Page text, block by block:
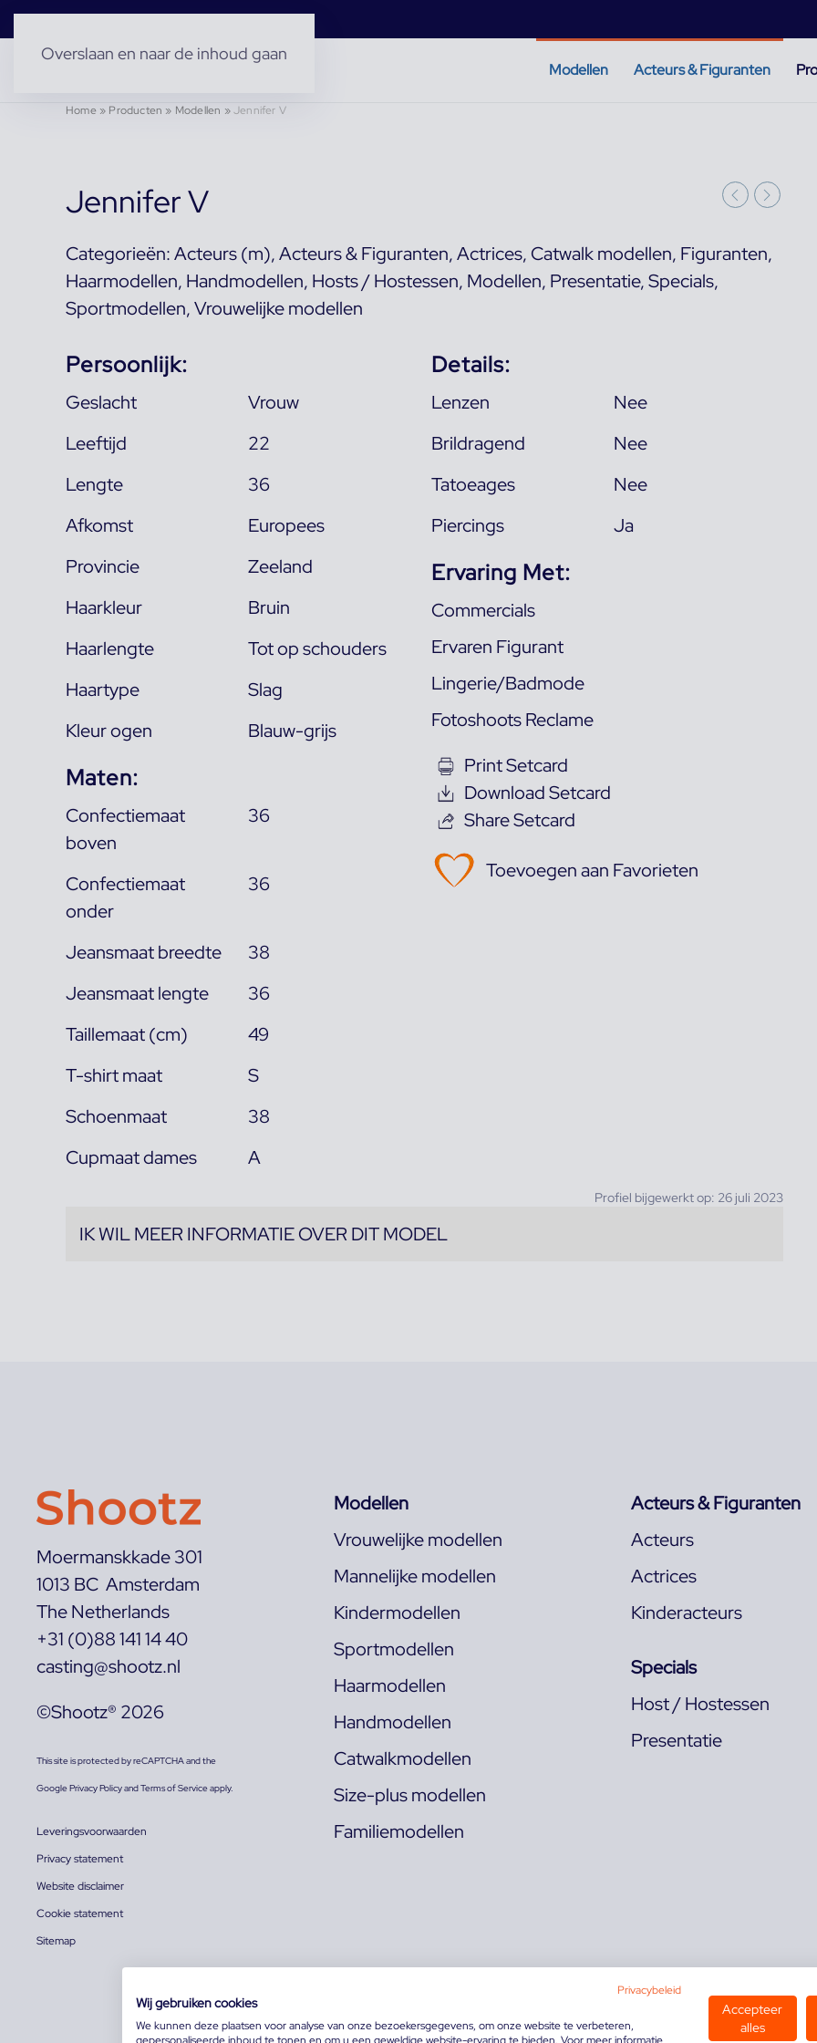
Overslaan en naar de inhoud gaan
Modellen Acteurs & Figuranten
Home» Producten » Modellen »Jennifer V
Jennifer V
Categorieën:Acteurs (m),Acteurs & Figuranten,Actrices, Catwalk modellen, Figuranten,
Haarmodellen, Handmodellen, Hosts / Hostessen, Modellen, Presentatie,Specials,
Sportmodellen,Vrouwelijke modellen
Persoonlijk:
Geslacht
Vrouw
Leeftijd
22
Lengte
36
Afkomst
Europees
Provincie
Zeeland
Haarkleur
Bruin
Haarlengte
Tot op schouders
Haartype
Slag
Kleur ogen
Blauw-grijs
Maten:
Confectiemaat
boven
36
Confectiemaat
onder
36
Jeansmaat breedte
38
Jeansmaat lengte
36
Taillemaat (cm)
49
T-shirt maat
S
Schoenmaat
38
Cupmaat dames
A
Details:
Lenzen
Nee
Brildragend
Nee
Tatoeages
Nee
Piercings
Ja
Ervaring Met:
Commercials
Ervaren Figurant
Lingerie/Badmode
Fotoshoots Reclame
Print Setcard
Download Setcard
Share Setcard
Toevoegen aan Favorieten
Profiel bijgewerkt op: 26 juli 2023
IK WIL MEER INFORMATIE OVER DIT MODEL
Moermanskkade 301
1013 BC Amsterdam
The Netherlands
+31 (0)88 141 14 40
casting@shootz.nl
©Shootz® 2026
This site is protected by reCAPTCHA and the
GooglePrivacy PolicyandTerms of Serviceapply.
Leveringsvoorwaarden
Privacy statement
Website disclaimer
Cookie statement
Sitemap
Modellen
Vrouwelijke modellen
Mannelijke modellen
Kindermodellen
Sportmodellen
Haarmodellen
Handmodellen
Catwalkmodellen
Size-plus modellen
Familiemodellen
Acteurs & Figuranten
Acteurs
Actrices
Kinderacteurs
Specials
Host / Hostessen
Presentatie
Privacybeleid
Wij gebruiken cookies
We kunnen deze plaatsen voor analyse van onze bezoekersgegevens, om onze website te verbeteren,
Accepteer
alles